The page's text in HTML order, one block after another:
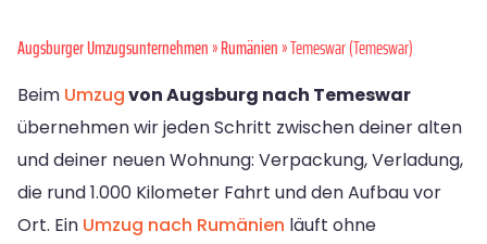
Augsburger Umzugsunternehmen»Rumänien» Temeswar (Temeswar)
Beim Umzugvon Augsburg nach Temeswar
übernehmen wir jeden Schritt zwischen deiner alten
und deiner neuen Wohnung: Verpackung, Verladung,
die rund 1.000 Kilometer Fahrt und den Aufbau vor
Ort. Ein Umzug nach Rumänien läuft ohne